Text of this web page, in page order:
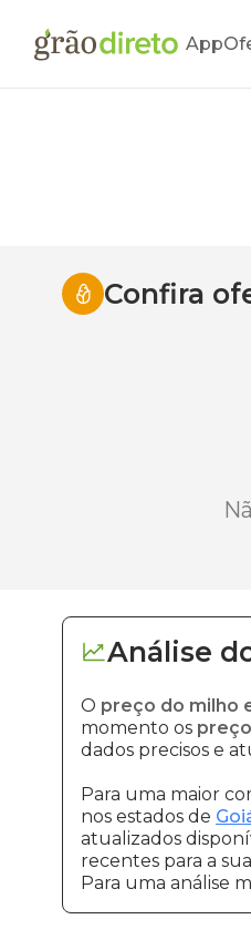
App
Confira
Análise
O preço do milho
momento os
dados precisos e
Para uma maior
nos estados de
atualizados
recentes para a
Para uma análise